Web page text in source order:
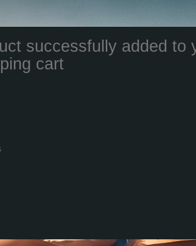
successfully added to
cart